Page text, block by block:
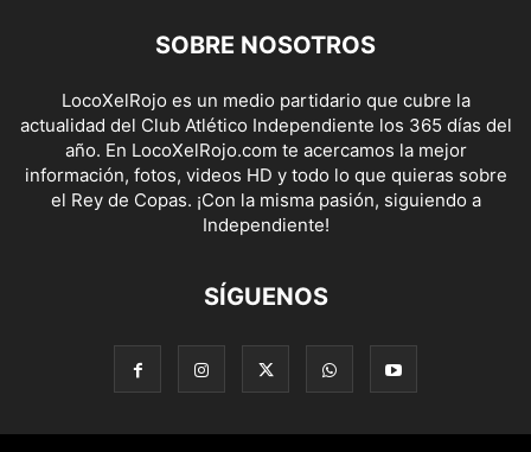
SOBRE NOSOTROS
LocoXelRojo es un medio partidario que cubre la
actualidad del Club Atlético Independiente los 365 días del
año. En LocoXelRojo.com te acercamos la mejor
información, fotos, videos HD y todo lo que quieras sobre
el Rey de Copas. ¡Con la misma pasión, siguiendo a
Independiente!
SÍGUENOS